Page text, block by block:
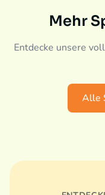
Mehr
Entdecke unsere
Alle